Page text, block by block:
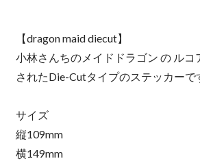
【dragon maid diecut】
小林さんちのメイドドラゴン の ルコ
されたDie-Cutタイプのステッカーで
サイズ
縦109mm
横149mm